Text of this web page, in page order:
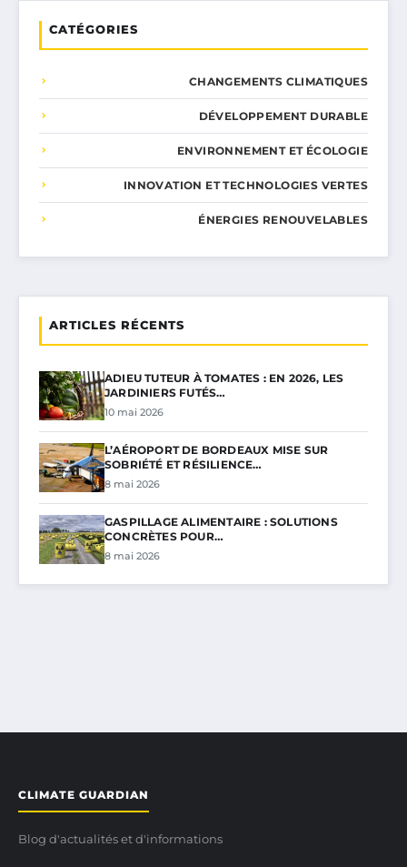
CATÉGORIES
CHANGEMENTS CLIMATIQUES
DÉVELOPPEMENT DURABLE
ENVIRONNEMENT ET ÉCOLOGIE
INNOVATION ET TECHNOLOGIES VERTES
ÉNERGIES RENOUVELABLES
ARTICLES RÉCENTS
ADIEU TUTEUR À TOMATES : EN 2026, LES
JARDINIERS FUTÉS…
10 mai 2026
L’AÉROPORT DE BORDEAUX MISE SUR
SOBRIÉTÉ ET RÉSILIENCE…
8 mai 2026
GASPILLAGE ALIMENTAIRE : SOLUTIONS
CONCRÈTES POUR…
8 mai 2026
CLIMATE GUARDIAN
Blog d'actualités et d'informations